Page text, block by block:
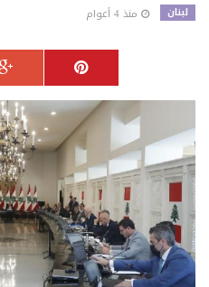
لبنان منذ 4 أعوام